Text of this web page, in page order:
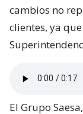
cambios no
clientes, ya
El Grupo